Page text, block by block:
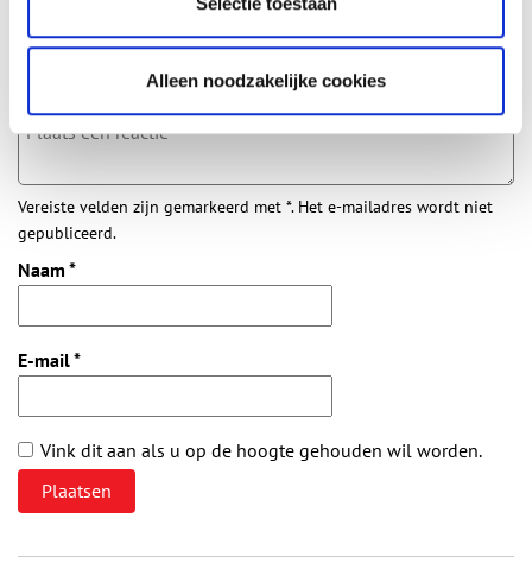
Alleen noodzakelijke cookies
Aanvullingen
Vereiste velden zijn gemarkeerd met *. Het e-mailadres wordt niet
gepubliceerd.
Naam *
E-mail*
Vink dit aan als u op de hoogte gehouden wil worden.